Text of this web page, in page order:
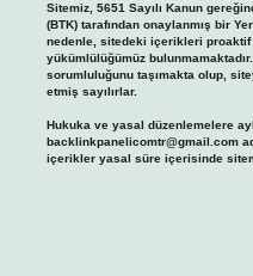
Sitemiz, 5651 Sayılı Kanun
(BTK) tarafından onaylanmış bir
nedenle, sitedeki içerikleri proaktif
yükümlülüğümüz
sorumluluğunu taşımakta olup,
etmiş sayılırlar.
Hukuka ve yasal düzenlemelere
backlinkpanelicomtr@gmail.com
içerikler yasal süre içerisinde